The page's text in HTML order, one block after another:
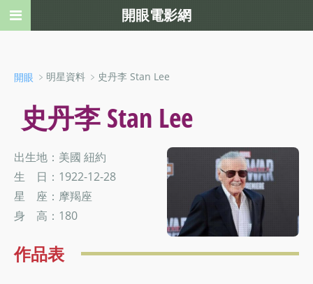
開眼 ﹥明星資料 ﹥史丹李 Stan Lee
史丹李 Stan Lee
出生地：美國 紐約
生 日：1922-12-28
星 座：摩羯座
身 高：180
作品表
開眼電影網